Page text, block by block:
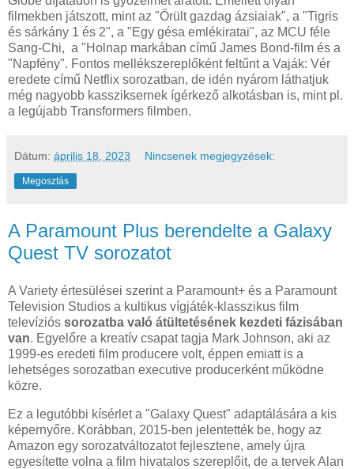
filmekben játszott, mint az "Őrült gazdag ázsiaiak", a "Tigris
és sárkány 1 és 2", a "Egy gésa emlékiratai", az MCU féle
Sang-Chi, a "Holnap markában című James Bond-film és a
"Napfény". Fontos mellékszereplőként feltűnt a Vaják: Vér
eredete című Netflix sorozatban, de idén nyárom láthatjuk
még nagyobb kassziksernek ígérkező alkotásban is, mint pl.
a legújabb Transformers filmben.
Dátum: április 18, 2023 Nincsenek megjegyzések:
Megosztás
A Paramount Plus berendelte a Galaxy
Quest TV sorozatot
A Variety értesülései szerint a Paramount+ és a Paramount
Television Studios a kultikus vígjáték-klasszikus film
televíziós sorozatba való átültetésének kezdeti fázisában
van. Egyelőre a kreatív csapat tagja Mark Johnson, aki az
1999-es eredeti film producere volt, éppen emiatt is a
lehetséges sorozatban executive producerként működne
közre.
Ez a legutóbbi kísérlet a "Galaxy Quest" adaptálására a kis
képernyőre. Korábban, 2015-ben jelentették be, hogy az
Amazon egy sorozatváltozatot fejlesztene, amely újra
egyesítette volna a film hivatalos szereplőit, de a tervek Alan